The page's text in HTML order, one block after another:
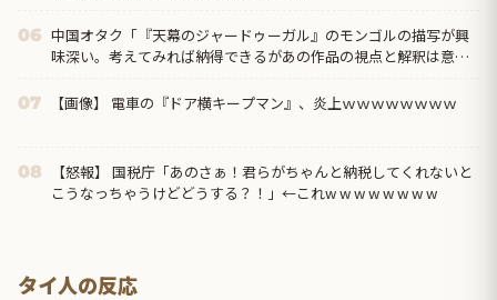
06 中国オタク「『天幕のジャードゥーガル』のモンゴルの描写が興
味深い。考えてみれば納得できるがあの作品の視点と解釈は意外
07 【画像】 電車の『ドア横キープマン』、炎上ｗｗｗｗｗｗｗｗ
08
【怒報】 国税庁「あのさぁ！君らがちゃんと納税してくれないと
こうなっちゃうけどどうする？！」←これw w w w w w w w
タイ人の反応